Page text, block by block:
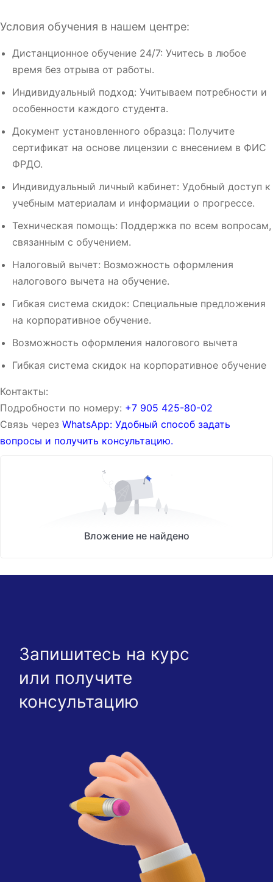
Условия обучения в нашем центре:
Дистанционное обучение 24/7: Учитесь в любое
время без отрыва от работы.
Индивидуальный подход: Учитываем потребности и
особенности каждого студента.
Документ установленного образца: Получите
сертификат на основе лицензии с внесением в ФИС
ФРДО.
Индивидуальный личный кабинет: Удобный доступ к
учебным материалам и информации о прогрессе.
Техническая помощь: Поддержка по всем вопросам,
связанным с обучением.
Налоговый вычет: Возможность оформления
налогового вычета на обучение.
Гибкая система скидок: Специальные предложения
на корпоративное обучение.
Возможность оформления налогового вычета
Гибкая система скидок на корпоративное обучение
Контакты:
Подробности по номеру: ‪‪+7 905 425-80-02‬‬
Связь через WhatsApp: Удобный способ задать
вопросы и получить консультацию.
Вложение не найдено
Запишитесь на курс
или получите
консультацию